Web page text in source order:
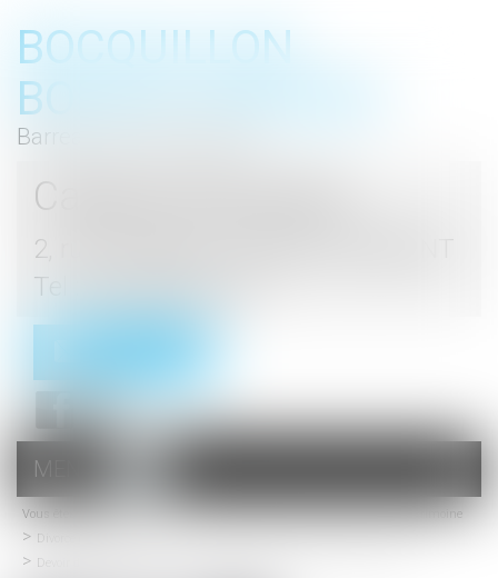
BOCQUILLON
BOESCH GROMEK
Barreau de Haute Marne
Cabinet d'avocats
2, rue du Palais - 52000 CHAUMONT
Tel : 03 25 03 05 62
menu
MENU
Vous êtes ici :
Droit de la famille, des personnes et de leur patrimoine
Divorce et séparation
Devoir de secours et prestation compensatoire : l’absence de porosité